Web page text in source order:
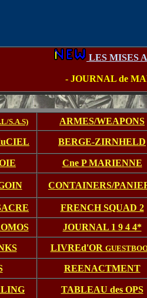
LES MISES
- JOURNAL de
S.A.S) ARMES/WEAPONS
BERGE-ZIRNHELD
Cne P MARIENNE
CONTAINERS/
FRENCH SQUAD 2
JOURNAL 1 9 4 4*
LIVREd'OR
REENACTMENT
TABLEAU des OPS